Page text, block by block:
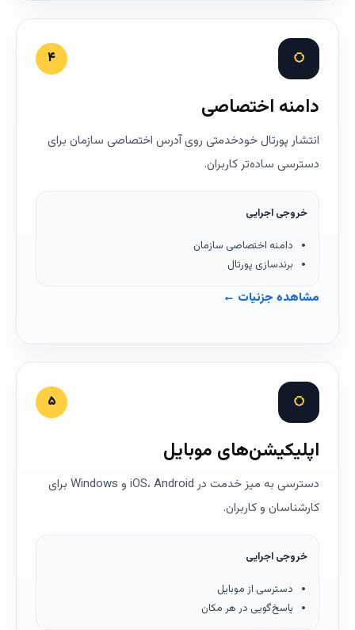
◌ ۴
دامنه اختصاصی
انتشار پورتال خودخدمتی روی آدرس اختصاصی سازمان برای
دسترسی ساده‌تر کاربران.
خروجی اجرایی
دامنه اختصاصی سازمان
برندسازی پورتال
مشاهده جزئیات ←
◌ ۵
اپلیکیشن‌های موبایل
دسترسی به میز خدمت در iOS، Android و Windows برای
کارشناسان و کاربران.
خروجی اجرایی
دسترسی از موبایل
پاسخ‌گویی در هر مکان